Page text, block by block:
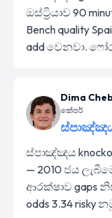
ඔස්ට්‍රියාව 90
Bench quality
add වෙනවා.
Dima
කේපර්
ස්පාඤ්ඤය
— 2010 ජය
ආරක්ෂාව gaps
odds 3.34 risky